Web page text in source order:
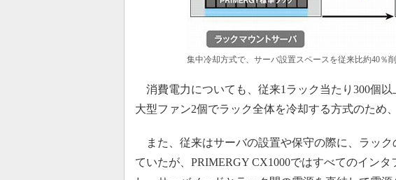
集中冷却方式で、サーバ設置スペースを従来比約40％
消費電力についても、従来1ラック当たり300個以
大型ファン2個でラック全体を冷却する方式のため
また、従来はサーバの設置や保守の際に、ラック
ていたが、PRIMERGY CX1000ではすべてのイン